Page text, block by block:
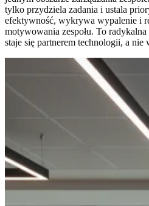
tylko przydziela zadania i ustala
efektywność, wykrywa wypalenie i
motywowania zespołu. To
staje się partnerem technologii, a nie